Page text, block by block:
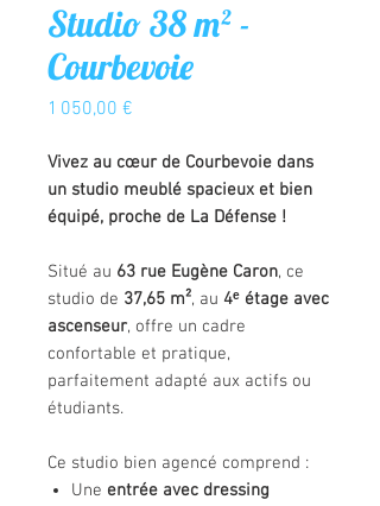
Studio 38 m² -
Courbevoie
1 050,00 €
Vivez au cœur de Courbevoie dans
un studio meublé spacieux et bien
équipé, proche de La Défense !
Situé au 63 rue Eugène Caron, ce
studio de 37,65 m², au 4ᵉ étage avec
ascenseur, offre un cadre
confortable et pratique,
parfaitement adapté aux actifs ou
étudiants.
Ce studio bien agencé comprend :
Une entrée avec dressing